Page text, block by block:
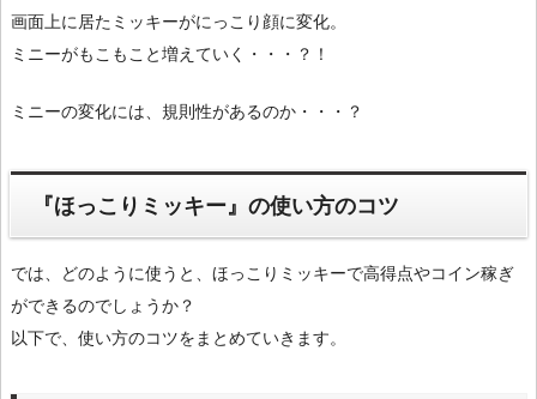
画面上に居たミッキーがにっこり顔に変化。
ミニーがもこもこと増えていく・・・？！
ミニーの変化には、規則性があるのか・・・？
『ほっこりミッキー』の使い方のコツ
では、どのように使うと、ほっこりミッキーで高得点やコイン稼ぎ
ができるのでしょうか？
以下で、使い方のコツをまとめていきます。